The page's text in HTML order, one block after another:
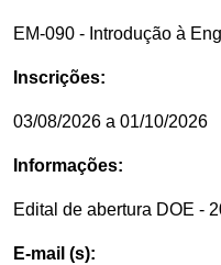
EM-090 - Introdução à
Inscrições:
03/08/2026 a 01/10/2026
Informações:
Edital de abertura DOE -
E-mail (s):